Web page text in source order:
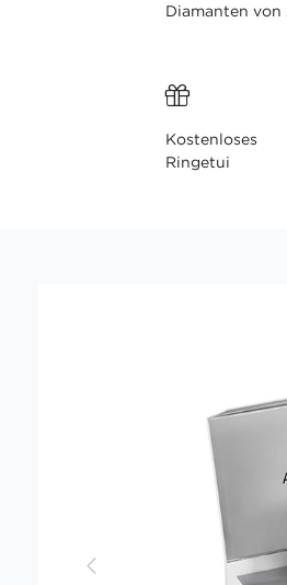
Diamanten von
Kostenloses
Ringetui